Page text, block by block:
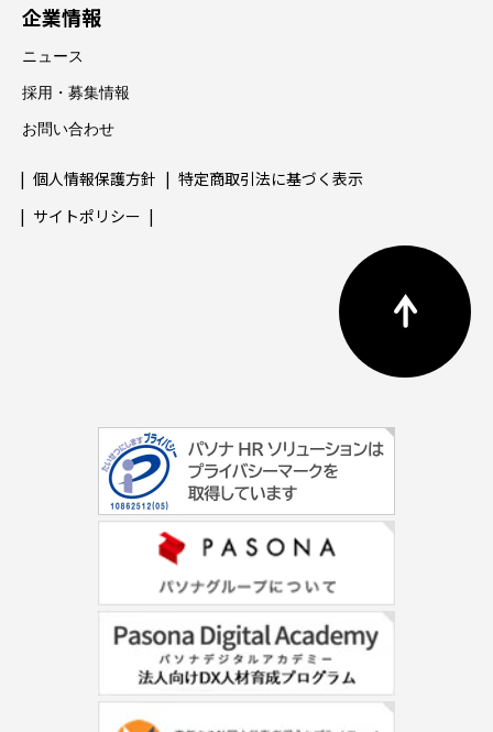
企業情報
ニュース
採用・募集情報
お問い合わせ
個人情報保護方針
特定商取引法に基づく表示
サイトポリシー